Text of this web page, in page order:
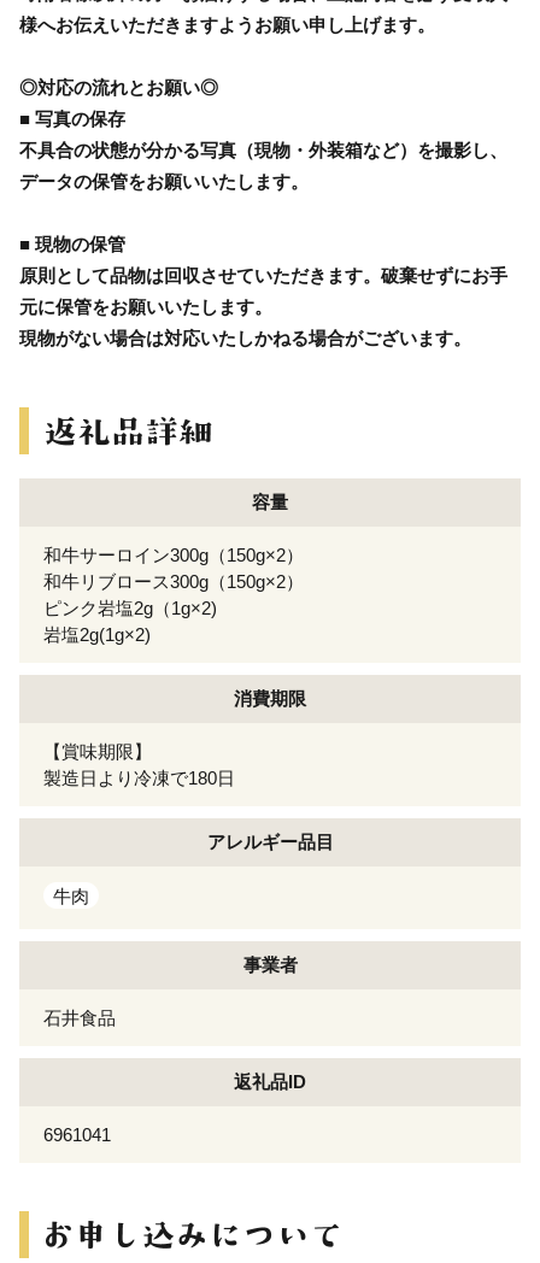
様へお伝えいただきますようお願い申し上げます。
◎対応の流れとお願い◎
■ 写真の保存
不具合の状態が分かる写真（現物・外装箱など）を撮影し、
データの保管をお願いいたします。
■ 現物の保管
原則として品物は回収させていただきます。破棄せずにお手
元に保管をお願いいたします。
現物がない場合は対応いたしかねる場合がございます。
容量
和牛サーロイン300g（150g×2）
和牛リブロース300g（150g×2）
ピンク岩塩2g（1g×2)
岩塩2g(1g×2)
消費期限
【賞味期限】
製造日より冷凍で180日
アレルギー品目
牛肉
事業者
石井食品
返礼品ID
6961041